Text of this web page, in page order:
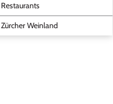
Restaurants
Zürcher Weinland